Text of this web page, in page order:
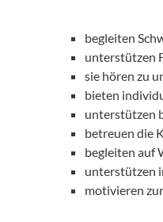
begleiten
unterstützen
sie hören zu
bieten
unterstützen
betreuen die
begleiten auf
unterstützen
motivieren